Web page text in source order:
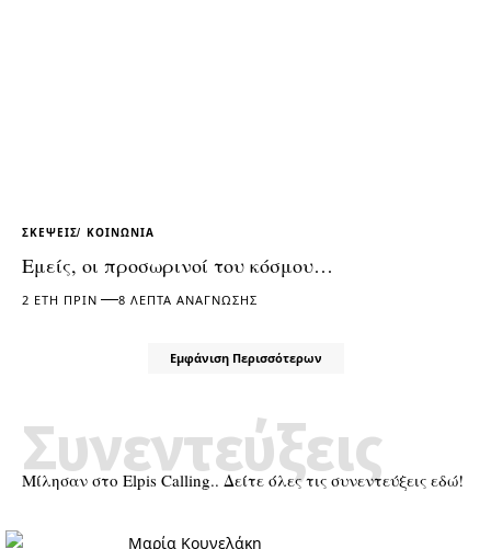
ΣΚΈΨΕΙΣ ΚΟΙΝΩΝΊΑ
Εμείς, οι προσωρινοί του κόσμου…
2 ΈΤΗ ΠΡΙΝ 8 ΛΕΠΤΆ ΑΝΆΓΝΩΣΗΣ
Εμφάνιση Περισσότερων
Μίλησαν στο Elpis Calling.. Δείτε όλες τις συνεντεύξεις εδώ!
Συνεντεύξεις